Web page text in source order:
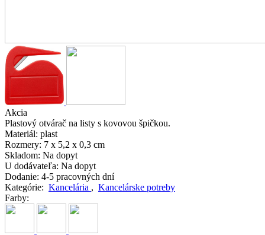
Akcia
Plastový otvárač na listy s kovovou špičkou.
Materiál: plast
Rozmery: 7 x 5,2 x 0,3 cm
Skladom: Na dopyt
U dodávateľa: Na dopyt
Dodanie: 4-5 pracovných dní
Kategórie: Kancelária , Kancelárske potreby
Farby: